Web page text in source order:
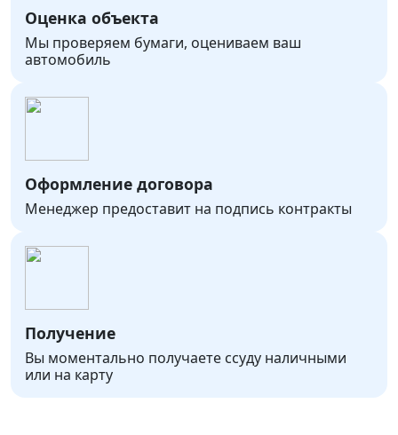
Оценка объекта
Мы проверяем бумаги, оцениваем ваш
автомобиль
Оформление договора
Менеджер предоставит на подпись контракты
Получение
Вы моментально получаете ссуду наличными
или на карту